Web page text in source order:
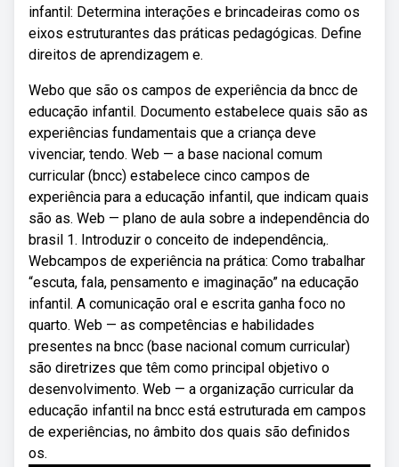
infantil: Determina interações e brincadeiras como os
eixos estruturantes das práticas pedagógicas. Define
direitos de aprendizagem e.
Webo que são os campos de experiência da bncc de
educação infantil. Documento estabelece quais são as
experiências fundamentais que a criança deve
vivenciar, tendo. Web — a base nacional comum
curricular (bncc) estabelece cinco campos de
experiência para a educação infantil, que indicam quais
são as. Web — plano de aula sobre a independência do
brasil 1. Introduzir o conceito de independência,.
Webcampos de experiência na prática: Como trabalhar
“escuta, fala, pensamento e imaginação” na educação
infantil. A comunicação oral e escrita ganha foco no
quarto. Web — as competências e habilidades
presentes na bncc (base nacional comum curricular)
são diretrizes que têm como principal objetivo o
desenvolvimento. Web — a organização curricular da
educação infantil na bncc está estruturada em campos
de experiências, no âmbito dos quais são definidos
os.